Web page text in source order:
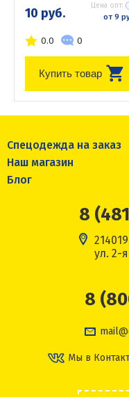
10 руб. Цена опт:
от 9
0.0 0
Купить товар
Спецодежда на заказ
Наш магазин
Блог
8
ул. 2-
8
Мы в